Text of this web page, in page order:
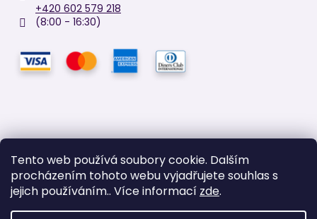
Tento web používá soubory cookie. Dalším
procházením tohoto webu vyjadřujete souhlas s
jejich používáním.. Více informací zde.
+420 602 579 218
(8:00 - 16:30)
Facebook